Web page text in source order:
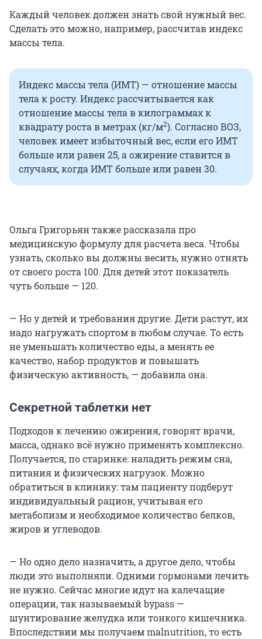
Каждый человек должен знать свой нужный вес.
Сделать это можно, например, рассчитав индекс
массы тела.
Индекс массы тела (ИМТ) — отношение массы
тела к росту. Индекс рассчитывается как
отношение массы тела в килограммах к
квадрату роста в метрах (кг/м2). Согласно ВОЗ,
человек имеет избыточный вес, если его ИМТ
больше или равен 25, а ожирение ставится в
случаях, когда ИМТ больше или равен 30.
Ольга Григорьян также рассказала про
медицинскую формулу для расчета веса. Чтобы
узнать, сколько вы должны весить, нужно отнять
от своего роста 100. Для детей этот показатель
чуть больше — 120.
— Но у детей и требования другие. Дети растут, их
надо нагружать спортом в любом случае. То есть
не уменьшать количество еды, а менять ее
качество, набор продуктов и повышать
физическую активность, — добавила она.
Секретной таблетки нет
Подходов к лечению ожирения, говорят врачи,
масса, однако всё нужно применять комплексно.
Получается, по старинке: наладить режим сна,
питания и физических нагрузок. Можно
обратиться в клинику: там пациенту подберут
индивидуальный рацион, учитывая его
метаболизм и необходимое количество белков,
жиров и углеводов.
— Но одно дело назначить, а другое дело, чтобы
люди это выполняли. Одними гормонами лечить
не нужно. Сейчас многие идут на калечащие
операции, так называемый bypass —
шунтирование желудка или тонкого кишечника.
Впоследствии мы получаем malnutrition, то есть